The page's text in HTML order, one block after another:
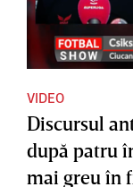
VIDEO
Discursul
după patru
mai greu în